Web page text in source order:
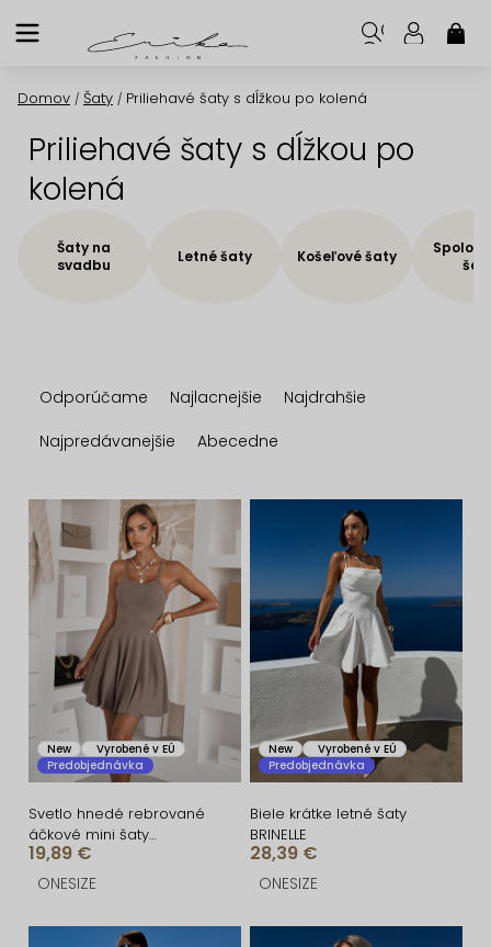
na
Domov / Šaty / Priliehavé šaty s dĺžkou po kolená
Priliehavé šaty s dĺžkou po
kolená
Šaty na
svadbu
Letné šaty Košeľové šaty
a
d
n
i
e
o
d
u
k
t
o
v
Odporúčame Najlacnejšie
Najdrahšie
Najpredávanejšie
Abecedne
V
ý
p
p
o
d
u
k
o
New
Vyrobené v EÚ
Predobjednávka
Svetlo hnedé rebrované
áčkové mini šaty
CASSYNE
19,89 €
ONESIZE
New
Vyrobené v EÚ
Predobjednávka
Biele krátke letné šaty
BRINELLE
28,39 €
ONESIZE